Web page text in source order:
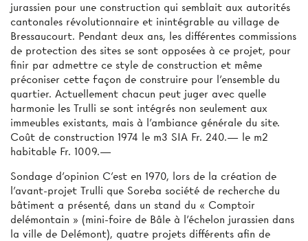
jurassien pour une construction qui semblait aux autorités
cantonales révolutionnaire et inintégrable au village de
Bressaucourt. Pendant deux ans, les différentes commissions
de protection des sites se sont opposées à ce projet, pour
finir par admettre ce style de construction et même
préconiser cette façon de construire pour l’ensemble du
quartier. Actuellement chacun peut juger avec quelle
harmonie les Trulli se sont intégrés non seulement aux
immeubles existants, mais à l'ambiance générale du site.
Coût de construction 1974 le m3 SIA Fr. 240.— le m2
habitable Fr. 1009.—
Sondage d'opinion C’est en 1970, lors de la création de
l’avant-projet Trulli que Soreba société de recherche du
bâtiment a présenté, dans un stand du « Comptoir
delémontain » (mini-foire de Bâle à l’échelon jurassien dans
la ville de Delémont), quatre projets différents afin de